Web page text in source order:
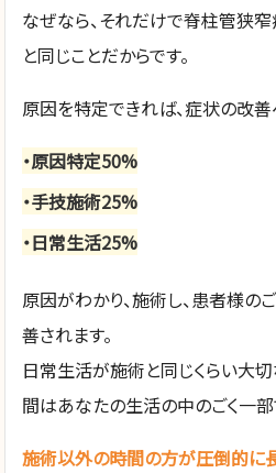
なぜなら、それだけで脊柱管狭
と同じことだからです。
原因を特定できれば、症状の改善
・原因特定50%
・手技施術25%
・日常生活25%
原因がわかり、施術し、患者様の
善されます。
日常生活が施術と同じくらい大
間はあなたの生活の中のごく一部
施術以外の時間の方が圧倒的に